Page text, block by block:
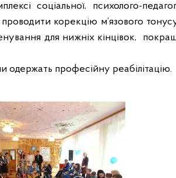
соціальної, психолого-
проводити корекцію м’язового
для нижніх кінцівок,
професійну реабілітацію.